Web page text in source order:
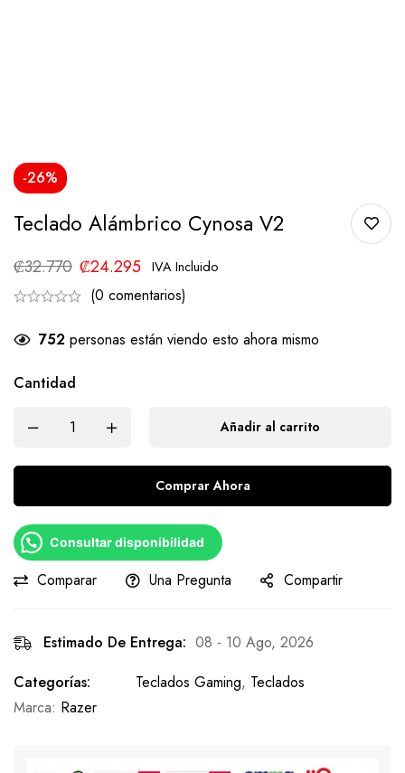
-26%
Teclado Alámbrico Cynosa V2
₡32.770 ₡24.295 IVA Incluido
(0 comentarios)
752 personas están viendo esto ahora mismo
Cantidad
Añadir al carrito
Comprar Ahora
Consultar disponibilidad
Comparar Una Pregunta Compartir
Estimado De Entrega: 08 - 10 Ago, 2026
Categorías:
Teclados Gaming, Teclados
Marca: Razer